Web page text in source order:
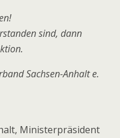
sind, dann
Sachsen-Anhalt e.
Ministerpräsident